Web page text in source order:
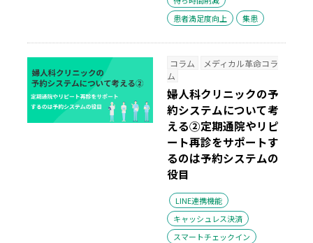
患者満足度向上
集患
コラム
メディカル革命コラ
ム
婦人科クリニックの予
約システムについて考
える②定期通院やリピ
ート再診をサポートす
るのは予約システムの
役目
LINE連携機能
キャッシュレス決済
スマートチェックイン